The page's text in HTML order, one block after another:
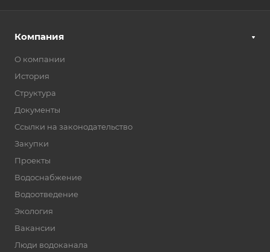
Компания
О компании
История
Структура
Документы
Ссылки на законодательство
Закупки
Проекты
Водоснабжение
Водоотведение
Экология
Вакансии
Люди водоканала